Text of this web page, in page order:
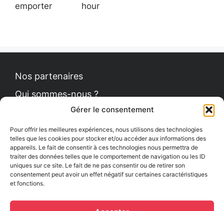
Gérer le consentement
Pour offrir les meilleures expériences, nous utilisons des technologies
telles que les cookies pour stocker et/ou accéder aux informations des
appareils. Le fait de consentir à ces technologies nous permettra de
traiter des données telles que le comportement de navigation ou les ID
uniques sur ce site. Le fait de ne pas consentir ou de retirer son
consentement peut avoir un effet négatif sur certaines caractéristiques
et fonctions.
emporter
hour
Nos partenaires
Qui sommes-nous ?
Politique de cookies
Le Petit News
Comment se procurer le guide ?